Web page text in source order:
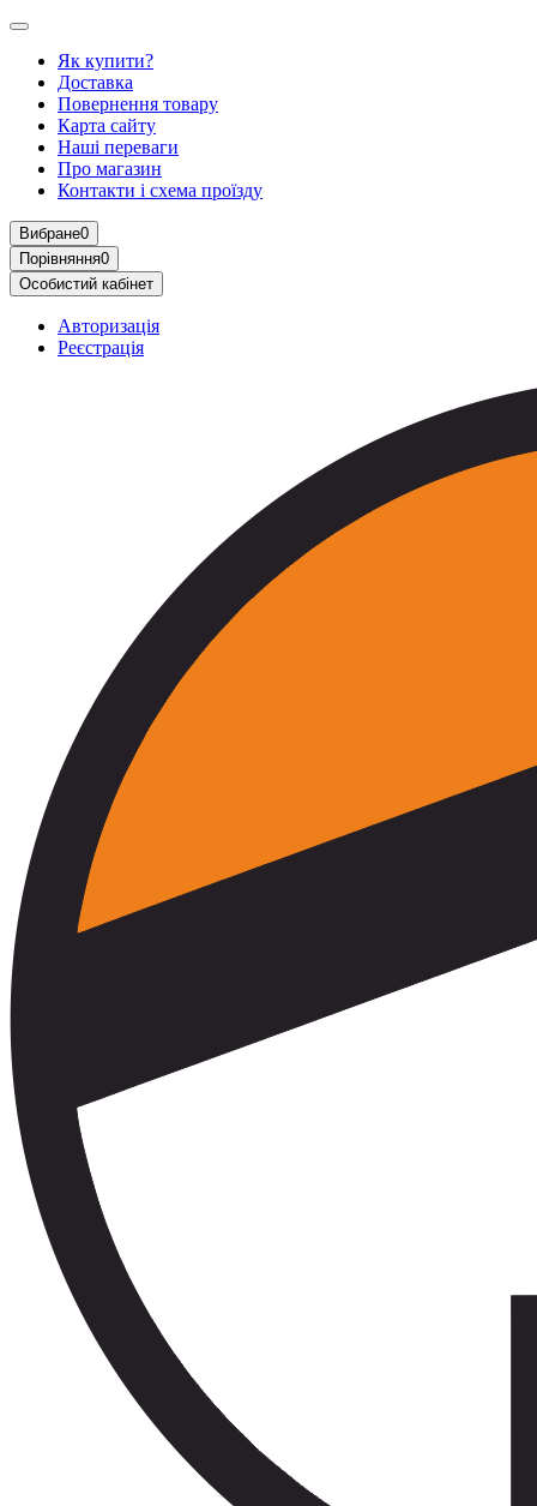
Як купити?
Доставка
Повернення товару
Карта сайту
Наші переваги
Про магазин
Контакти і схема проїзду
Вибране0
Порівняння0
Особистий кабінет
Авторизація
Реєстрація